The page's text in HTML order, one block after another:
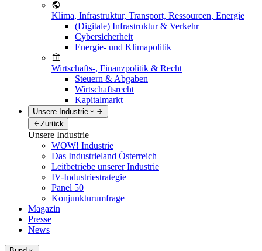
Klima, Infrastruktur, Transport, Ressourcen, Energie
(Digitale) Infrastruktur & Verkehr
Cybersicherheit
Energie- und Klimapolitik
Wirtschafts-, Finanzpolitik & Recht
Steuern & Abgaben
Wirtschaftsrecht
Kapitalmarkt
Unsere Industrie
Zurück
Unsere Industrie
WOW! Industrie
Das Industrieland Österreich
Leitbetriebe unserer Industrie
IV-Industriestrategie
Panel 50
Konjunkturumfrage
Magazin
Presse
News